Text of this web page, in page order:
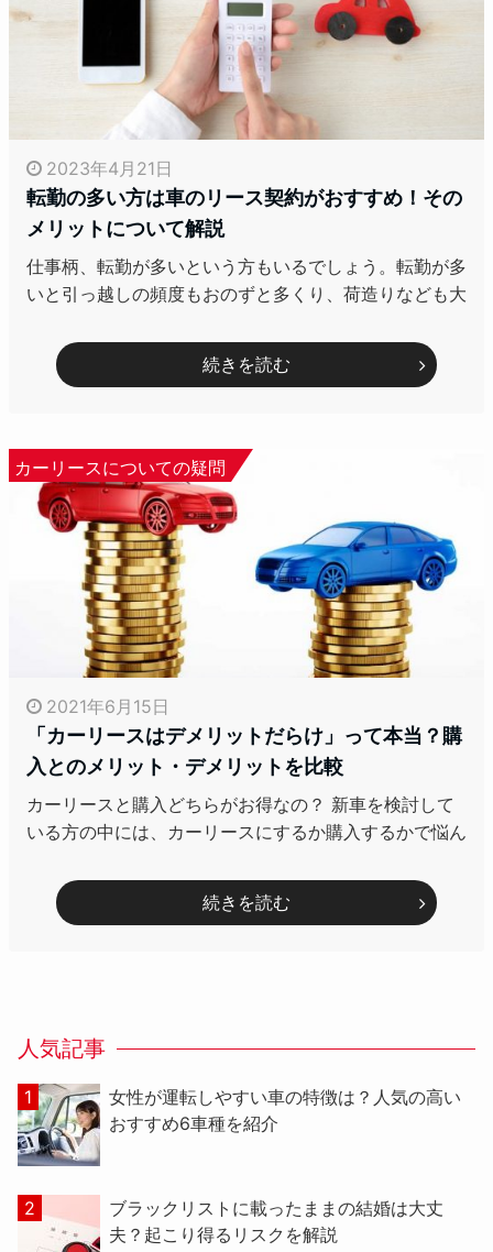
2023年4月21日
転勤の多い方は車のリース契約がおすすめ！その
メリットについて解説
仕事柄、転勤が多いという方もいるでしょう。転勤が多
いと引っ越しの頻度もおのずと多くり、荷造りなども大
続きを読む
カーリースについての疑問
2021年6月15日
「カーリースはデメリットだらけ」って本当？購
入とのメリット・デメリットを比較
カーリースと購入どちらがお得なの？ 新車を検討して
いる方の中には、カーリースにするか購入するかで悩ん
続きを読む
人気記事
女性が運転しやすい車の特徴は？人気の高い
おすすめ6車種を紹介
ブラックリストに載ったままの結婚は大丈
夫？起こり得るリスクを解説